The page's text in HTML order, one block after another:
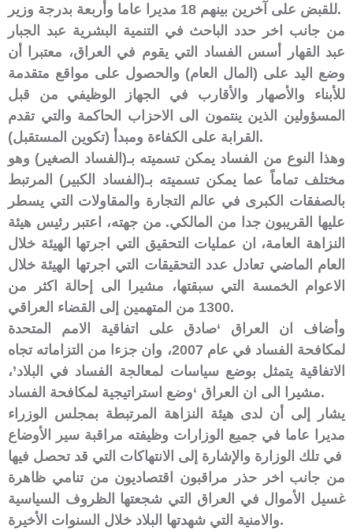
للقبض على آخرين بينهم 18 مديرا عاما وأربعة بدرجة وزير.
من جانب اخر حدد الباحث في التنمية البشرية عبد الجبار
عبد القهار أسس الفساد التي يقوم في العراق، معتبرا أن
وضع اليد على (المال العام) والحصول على مواقع متقدمة
للأبناء والأصهار والأقارب في الجهاز الوظيفي من قبل
المسؤولين الذين ينتمون الى الاحزاب الحاكمة والتي تقدم
القرابة على الكفاءة ومبدأ (تكوين المستقبل).
وهذا النوع من الفساد يمكن تسميته بـ(الفساد الصغير) وهو
مختلف تماماً عما يمكن تسميته بـ(الفساد الكبير) المرتبط
بالصفقات الكبرى في عالم التجارة والمقاولات التي يسطر
عليها القريبون جدا من المالكي. من جهته، اعتبر رئيس هيئة
النزاهة العامة، ان عمليات التحقيق التي اجرتها الهيئة خلال
العام الماضي تعادل عدد التحقيقات التي اجرتها الهيئة خلال
الاعوام الخمسة التي سبقتها، مشيرا الى إحالة اكثر من
1300 من المتهمين إلى القضاء العراقي.
وأضاف ان العراق ‘صادق على اتفاقية الامم المتحدة
لمكافحة الفساد في عام 2007، وان جزءا من التزاماته تجاه
الاتفاقية يتمثل بوضع سياسات لمعالجة الفساد في البلاد’،
مشيرا الى ان العراق ‘وضع استراتيجية لمكافحة الفساد.
يشار إلى أن لدى هيئة النزاهة المرتبطة بمجلس الوزراء
مديرا عاما في جميع الوزارات وظيفته مراقبة سير الأوضاع
في تلك الوزارة والإشارة إلى الانتهاكات التي قد تحصل فيها
من جانب اخر حذر مراقبون اقتصاديون من تنامي ظاهرة
غسيل الأموال في العراق التي شجعتها الظروف السياسية
والامنية التي شهدتها البلاد خلال السنوات الأخيرة.